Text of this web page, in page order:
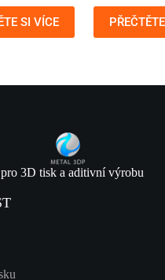
SI VÍCE
3D tisk a aditivní výrobu